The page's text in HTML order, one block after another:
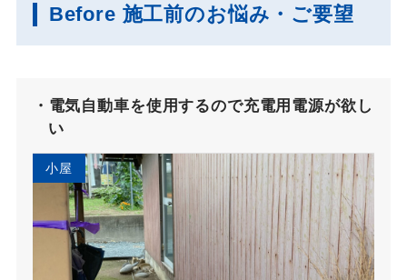
Before 施工前のお悩み・ご要望
電気自動車を使用するので充電用電源が欲し
い
小屋